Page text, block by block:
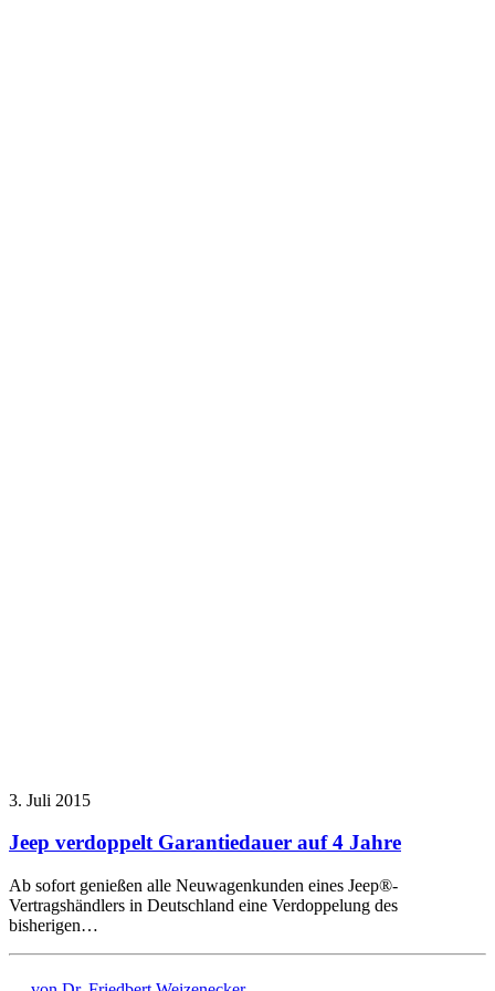
3. Juli 2015
Jeep verdoppelt Garantiedauer auf 4 Jahre
Ab sofort genießen alle Neuwagenkunden eines Jeep®-
Vertragshändlers in Deutschland eine Verdoppelung des
bisherigen…